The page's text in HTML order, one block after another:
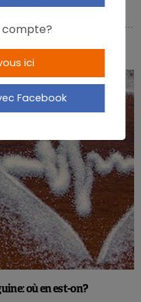
dans le TOP 5 des mesures
Supérieur de la Santé pour …
où en est-on?
compte?
ici
Facebook